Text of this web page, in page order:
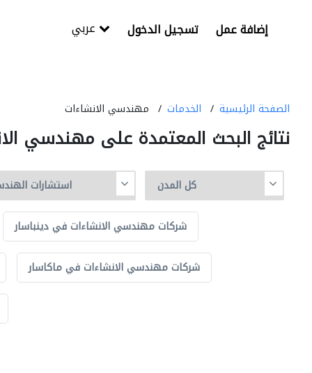
تسجيل الدخول إضافة عمل
الصفحة الرئيسية الخدمات مهندسي الانشاءات
نتائج البحث المعتمدة على مهندسي
شركات مهندسي الانشاءات في دينباسار
شركات مهندسي الانشاءات في ماكاسار